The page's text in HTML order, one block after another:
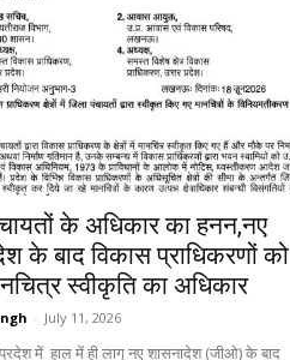
के अधिकार का हनन,नए
के बाद विकास प्राधिकरणों को
स्वीकृति का अधिकार
- July 11, 2026
प्रदेश में हाल में ही लागू नए शासनादेश (जीओ) के बाद